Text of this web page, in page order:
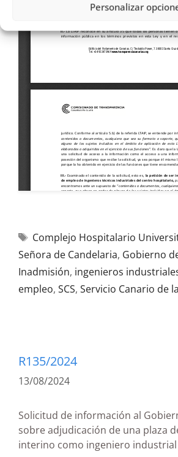
Personalizar
Complejo Hospitalario
Señora de Candelaria, Gobierno
Inadmisión, ingenieros
empleo, SCS, Servicio Canario de
R135/2024
13/08/2024
Solicitud de información al
sobre adjudicación de una plaza
interino como ingeniero